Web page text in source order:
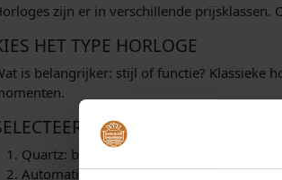
zijn er in verschillende
HET TYPE HORLOGE
is belangrijker: stijl of functie? Klassieke
HET MECHANISME
Quartz: batterij-aangedreven,
Automatisch: werkt door de beweging